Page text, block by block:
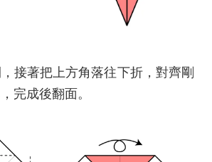
接著把上方角落往下折，對齊剛
完成後翻面。